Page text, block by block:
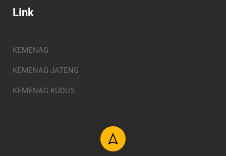
Link
KEMENAG
KEMENAG JATENG
KEMENAG KUDUS